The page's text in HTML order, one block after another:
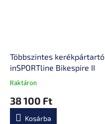
Többszintes kerékpártartó
inSPORTline Bikespire II
A
átlagos
értékelése
Raktáron
38 100 Ft
Kosárba